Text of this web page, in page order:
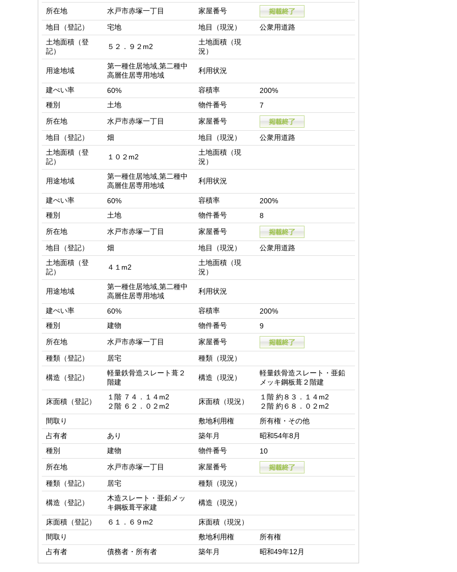
所在地
水戸市赤塚一丁目
家屋番号
地目（登記）
宅地 地目（現況）
公衆用道路
土地面積（登
記）
５２．９２m2
土地面積（現
況）
用途地域
第一種住居地域,第二種中
高層住居専用地域
利用状況
建ぺい率 60% 容積率
200%
種別
土地 物件番号
7
所在地
水戸市赤塚一丁目
家屋番号
地目（登記）
畑 地目（現況）
公衆用道路
土地面積（登
記）
１０２m2
土地面積（現
況）
用途地域
第一種住居地域,第二種中
高層住居専用地域
利用状況
建ぺい率 60% 容積率
200%
種別
土地 物件番号
8
所在地
水戸市赤塚一丁目
家屋番号
地目（登記）
畑 地目（現況）
公衆用道路
土地面積（登
記）
４１m2
土地面積（現
況）
用途地域
第一種住居地域,第二種中
高層住居専用地域
利用状況
建ぺい率 60% 容積率
200%
種別
建物 物件番号
9
所在地
水戸市赤塚一丁目
家屋番号
種類（登記）
居宅 種類（現況）
構造（登記）
軽量鉄骨造スレート葺２
階建
構造（現況）
軽量鉄骨造スレート・亜鉛
メッキ鋼板葺２階建
床面積（登記）
１階 ７４．１４m2
２階 ６２．０２m2
床面積（現況）
１階 約８３．１４m2
２階 約６８．０２m2
間取り
敷地利用権
所有権・その他
占有者
あり 築年月
昭和54年8月
種別
建物 物件番号
10
所在地
水戸市赤塚一丁目
家屋番号
種類（登記）
居宅 種類（現況）
構造（登記）
木造スレート・亜鉛メッ
キ鋼板葺平家建
構造（現況）
床面積（登記） ６１．６９m2
床面積（現況）
間取り
敷地利用権
所有権
占有者
債務者・所有者 築年月 昭和49年12月